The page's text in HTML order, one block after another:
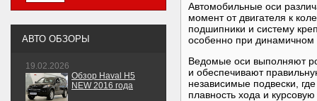
Автомобильные оси
момент от двигателя к
подшипники и систему
особенно при динамичном
Ведомые оси выполняют
и обеспечивают
независимые подвески,
плавность хода и курсовую
АВТО ОБЗОРЫ
19.02.2026
Обзор Haval H5
NEW 2016 года